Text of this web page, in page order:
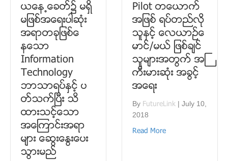
ယေန႕ေခတ္၌ မရွိ
မျဖစ္အေရးပါဆံုး
အရာတခုျဖစ္ေ
နေသာ
Information
Technology
ဘာသာရပ္ႏွင့္ ပ
တ္သက္ၿပီး သိ
ထားသင့္ေသာ
အေၾကာင္းအရာ
မ်ား ေဆြးေႏြးေပး
သြားမည္
Pilot တေယာက္
အျဖစ္ ရပ္တည္လို
သူႏွင့္ ​ေလယာဥ္ေ
မာင္/မယ္ ျဖစ္ခ်င္
သူမ်ားအတြက္ အႀ
ကီးမားဆံုး အခြင့္
အေရး
By FutureLink | July 10,
2018
Read More